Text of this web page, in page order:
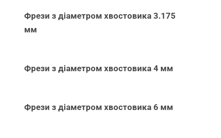
Фрези з діаметром хвостовика 3.175
мм
Фрези з діаметром хвостовика 4 мм
Фрези з діаметром хвостовика 6 мм